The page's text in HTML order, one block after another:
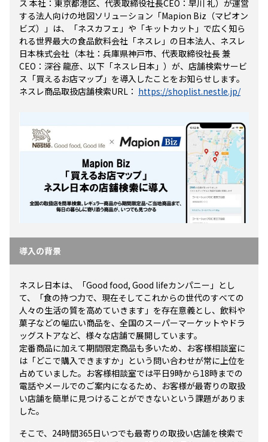
ス 本社：東京都港区、代表取締役社長CEO：早川 礼）が運営
する法人向けの地図ソリューション「Mapion Biz（マピオン
ビズ）」は、「ネスカフェ」や「キットカット」で広く知ら
れる世界最大の食品飲料会社「ネスレ」の日本法人、ネスレ
日本株式会社（本社：兵庫県神戸市、代表取締役社長 兼
CEO：深谷 龍彦、以下「ネスレ日本」）が、店舗検索サービ
ス「買えるお店マップ」を導入したことをお知らせします。
ネスレ商品取扱店舗検索URL： https://shoplist.nestle.jp/
導入の背景
ネスレ日本は、「Good food, Good lifeカンパニー」とし
て、「食の持つ力で、現在そしてこれからの世代のすべての
人々の生活の質を高めていきます」を存在意義とし、飲料や
菓子などの幅広い商品を、全国のスーパーマーケットやドラ
ッグストアなど、様々な店舗で展開しています。
定番商品に加えて期間限定商品も多いため、お客様相談室に
は「どこで購入できますか」という問い合わせが常に上位を
占めていました。お客様相談室では平日9時から18時までの
電話やメールでのご案内になるため、お客様が最寄りの取扱
い店舗を簡単に見つけることができないという課題がありま
した。
そこで、24時間365日いつでも最寄りの取扱い店舗を検索で